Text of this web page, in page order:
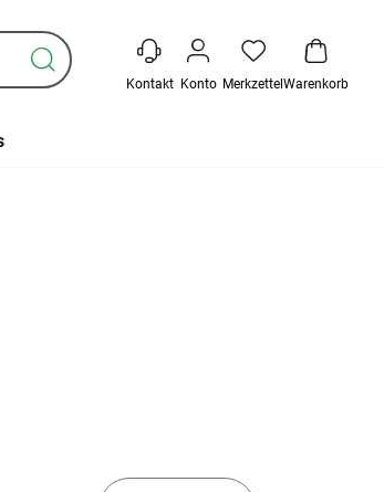
Kontakt Konto Merkzettel Warenkorb